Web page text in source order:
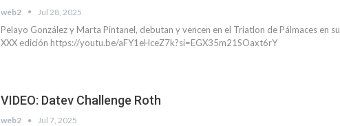
web2 Jul 28, 2025
Pelayo González y Marta Pintanel, debutan y vencen en el Triatlon de Pálmaces en su
XXX edición https://youtu.be/aFY1eHceZ7k?si=EGX35m21SOaxt6rY
VIDEO: Datev Challenge Roth
web2 Jul 7, 2025